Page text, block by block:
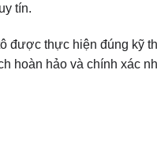
tín.
được thực hiện đúng kỹ
hoàn hảo và chính xác